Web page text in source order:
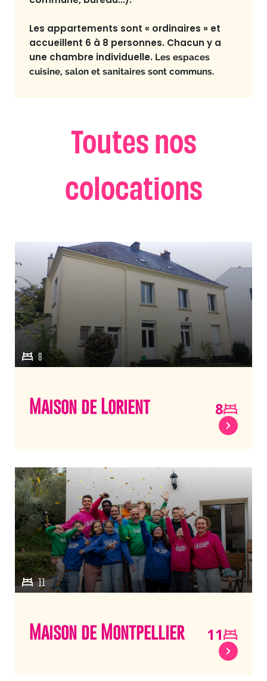
Les appartements sont « ordinaires » et
accueillent 6 à 8 personnes. Chacun y a
une chambre individuelle. Les espaces
cuisine, salon et sanitaires sont communs.
Toutes nos
colocations
8
Maison de Lorient 8
11
Maison de Montpellier 11